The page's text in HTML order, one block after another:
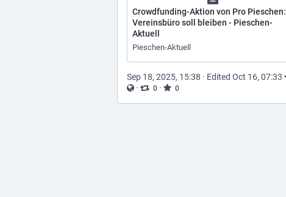
Crowdfunding-Aktion von Pro Pieschen:
Vereinsbüro soll bleiben - Pieschen-
Aktuell
Pieschen-Aktuell
Sep 18, 2025, 15:38 · Edited Oct 16, 07:33
·
0 · 0